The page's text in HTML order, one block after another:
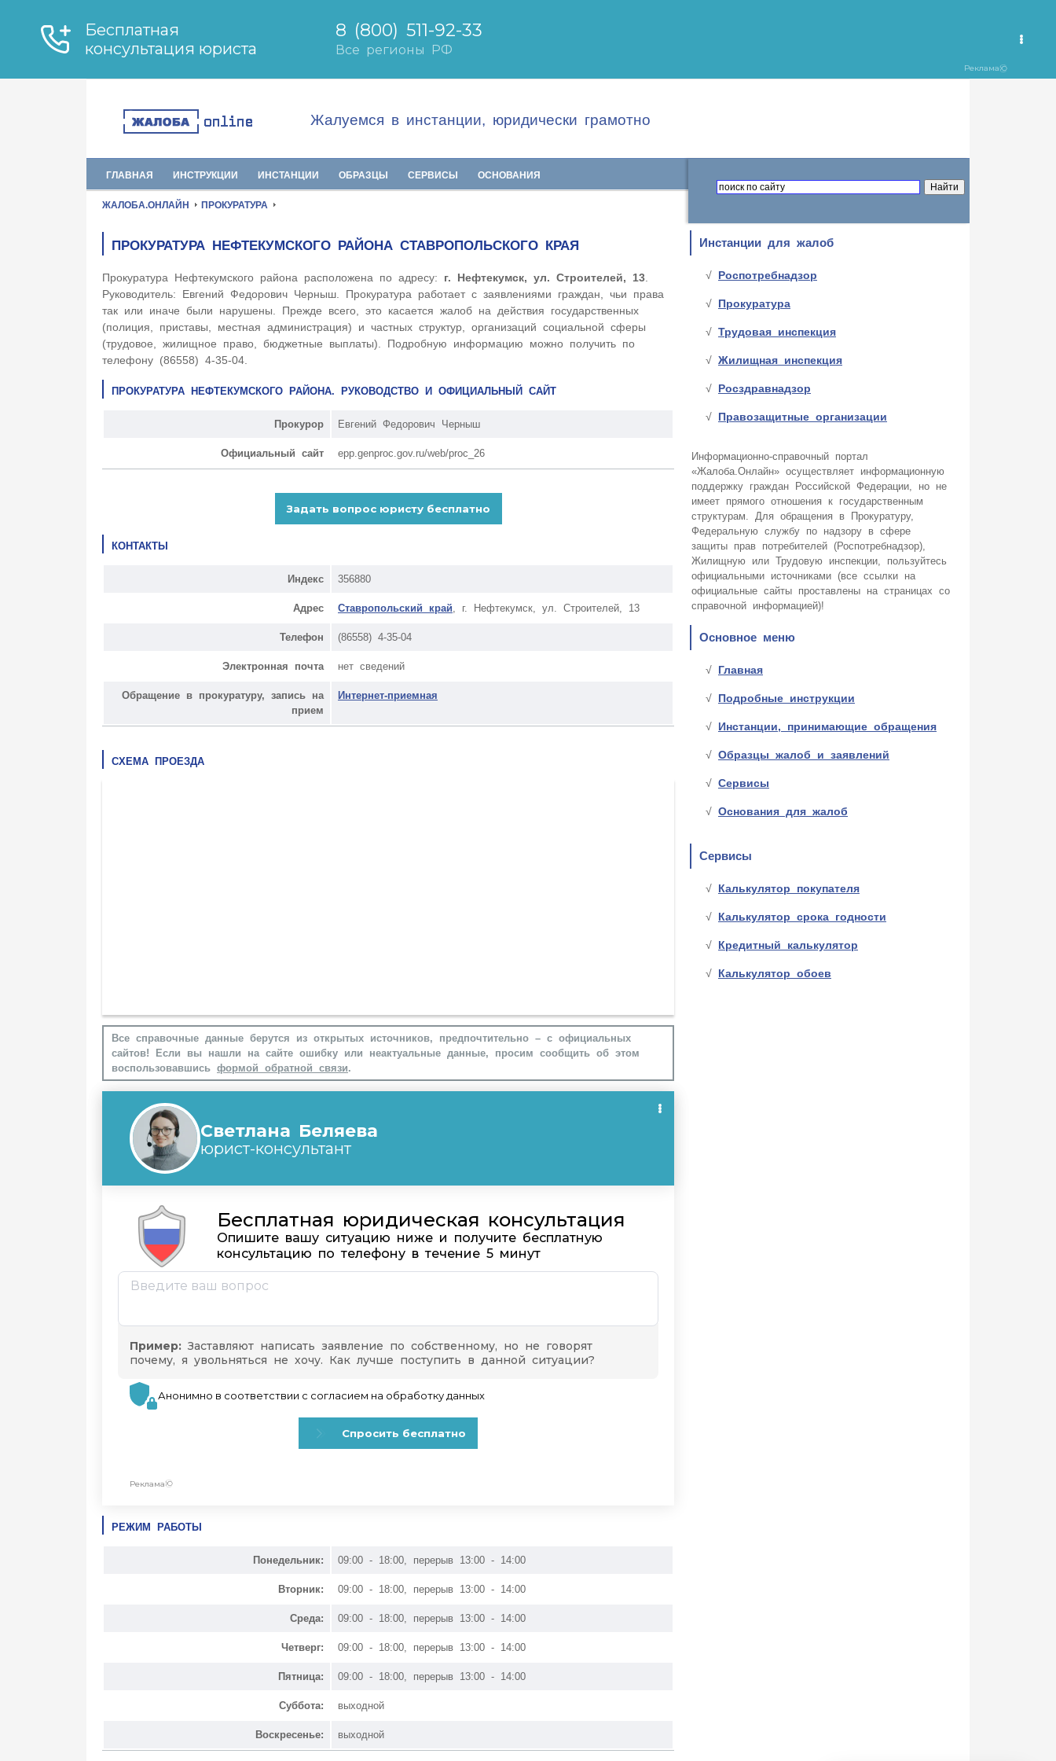
Жалуемся в инстанции, юридически грамотно
ГЛАВНАЯ ИНСТРУКЦИИ ИНСТАНЦИИ ОБРАЗЦЫ СЕРВИСЫ ОСНОВАНИЯ
ЖАЛОБА.ОНЛАЙН ПРОКУРАТУРА
ПРОКУРАТУРА НЕФТЕКУМСКОГО РАЙОНА СТАВРОПОЛЬСКОГО КРАЯ
Прокуратура Нефтекумского района расположена по адресу: г. Нефтекумск, ул. Строителей, 13
Руководитель: Евгений Федорович Черныш. Прокуратура работает с заявлениями граждан, чьи права
так или иначе были нарушены. Прежде всего, это касается жалоб на действия государственных
(полиция, приставы, местная администрация) и частных структур, организаций социальной сферы
(трудовое, жилищное право, бюджетные выплаты). Подробную информацию можно получить по
телефону (86558) 4-35-04.
ПРОКУРАТУРА НЕФТЕКУМСКОГО РАЙОНА. РУКОВОДСТВО И ОФИЦИАЛЬНЫЙ САЙТ
Прокурор Евгений Федорович Черныш
Официальный сайт epp.genproc.gov.ru/web/proc_26
КОНТАКТЫ
Индекс 356880
Адрес Ставропольский край , г. Нефтекумск, ул. Строителей, 13
Телефон (86558) 4-35-04
Электронная почта нет сведений
Обращение в прокуратуру, запись на
прием
Интернет-приемная
СХЕМА ПРОЕЗДА
Все справочные данные берутся из открытых источников, предпочтительно – с официальных
сайтов! Если вы нашли на сайте ошибку или неактуальные данные, просим сообщить об этом
воспользовавшись формой обратной связи.
РЕЖИМ РАБОТЫ
Понедельник: 09:00 - 18:00, перерыв 13:00 - 14:00
Вторник: 09:00 - 18:00, перерыв 13:00 - 14:00
Среда: 09:00 - 18:00, перерыв 13:00 - 14:00
Четверг: 09:00 - 18:00, перерыв 13:00 - 14:00
Пятница: 09:00 - 18:00, перерыв 13:00 - 14:00
Суббота: выходной
Воскресенье: выходной
Инстанции для жалоб
Роспотребнадзор
Прокуратура
Трудовая инспекция
Жилищная инспекция
Росздравнадзор
Правозащитные организации
Информационно-справочный портал
«Жалоба.Онлайн» осуществляет информационную
поддержку граждан Российской Федерации, но не
имеет прямого отношения к государственным
структурам. Для обращения в Прокуратуру,
Федеральную службу по надзору в сфере
защиты прав потребителей (Роспотребнадзор),
Жилищную или Трудовую инспекции, пользуйтесь
официальными источниками (все ссылки на
официальные сайты проставлены на страницах со
справочной информацией)!
Основное меню
Главная
Подробные инструкции
Инстанции, принимающие обращения
Образцы жалоб и заявлений
Сервисы
Основания для жалоб
Сервисы
Калькулятор покупателя
Калькулятор срока годности
Кредитный калькулятор
Калькулятор обоев